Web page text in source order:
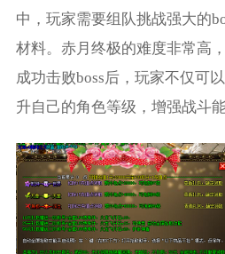
中，玩家需要组队挑战强大的
材料。赤月终极的难度非常高
成功击败boss后，玩家不仅可
升自己的角色等级，增强战斗能